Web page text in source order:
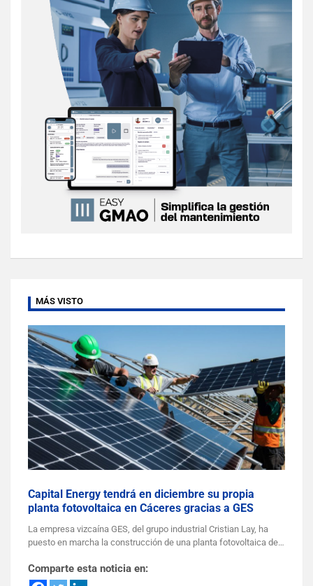
MÁS VISTO
Capital Energy tendrá en diciembre su propia
planta fotovoltaica en Cáceres gracias a GES
La empresa vizcaína GES, del grupo industrial Cristian Lay, ha
puesto en marcha la construcción de una planta fotovoltaica de…
Comparte esta noticia en: